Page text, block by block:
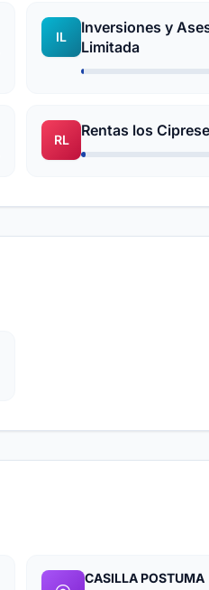
IL
Inversiones y
Limitada
RL
Rentas los
CASILLA POSTUMA